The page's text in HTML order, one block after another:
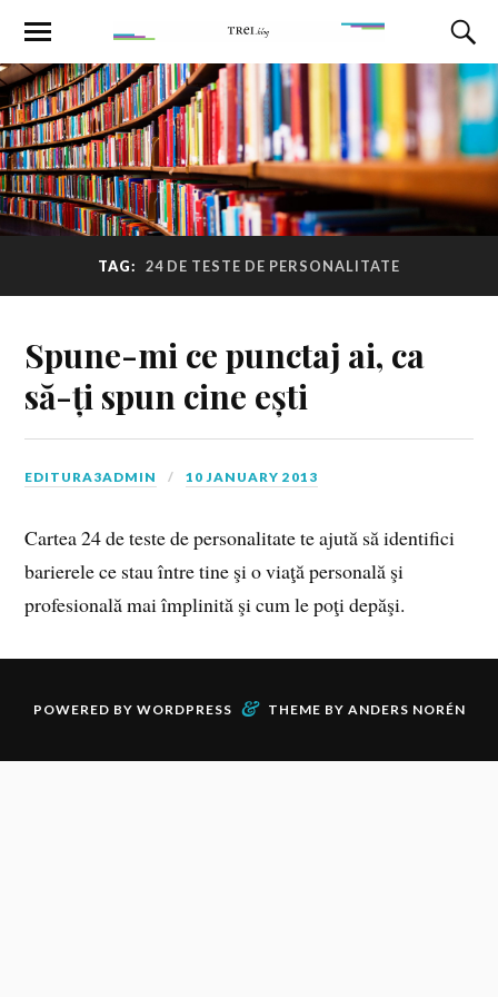
TAG: 24 DE TESTE DE PERSONALITATE
Spune-mi ce punctaj ai, ca
să-ți spun cine ești
EDITURA3ADMIN 10 JANUARY 2013
Cartea 24 de teste de personalitate te ajută să identifici
barierele ce stau între tine şi o viaţă personală şi
profesională mai împlinită şi cum le poţi depăşi.
POWERED BY WORDPRESS & THEME BY ANDERS NORÉN